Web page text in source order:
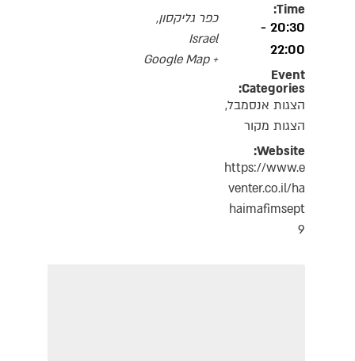
Time:
20:30 -
22:00
Event
Categories:
הצגות אנסמבל,
הצגות מקור
Website:
https://www.e
venter.co.il/ha
haimafimsept
9
כפר גליקסון,
Israel
+ Google Map